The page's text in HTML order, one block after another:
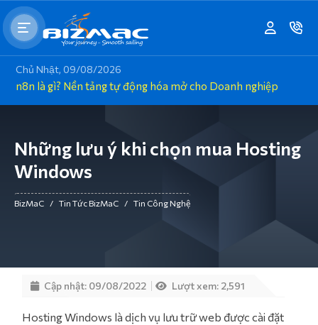
Chủ Nhật, 09/08/2026
n8n là gì? Nền tảng tự động hóa mở cho Doanh nghiệp
Những lưu ý khi chọn mua Hosting
Windows
BizMaC / Tin Tức BizMaC / Tin Công Nghệ
Cập nhật: 09/08/2022 Lượt xem: 2,591
Hosting Windows là dịch vụ lưu trữ web được cài đặt